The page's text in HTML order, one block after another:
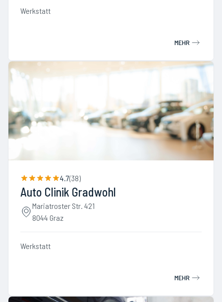
Werkstatt
MEHR
4.7(38)
Auto Clinik Gradwohl
Mariatroster Str. 421
8044 Graz
Werkstatt
MEHR